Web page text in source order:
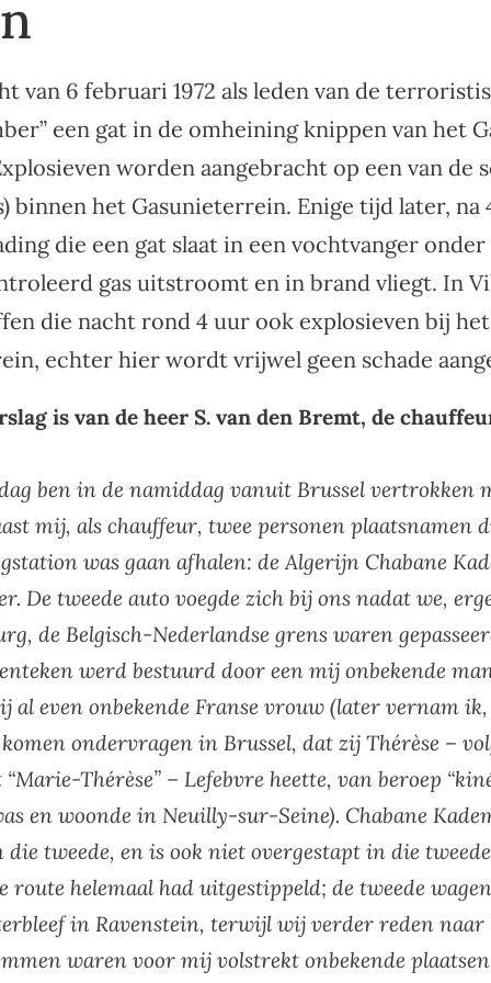
van 6 februari 1972 als leden van de
een gat in de omheining knippen van het
worden aangebracht op een van de
binnen het Gasunieterrein. Enige tijd later, na
die een gat slaat in een vochtvanger
gas uitstroomt en in brand vliegt. In
die nacht rond 4 uur ook explosieven bij
echter hier wordt vrijwel geen schade
is van de heer S. van den Bremt, de
ben in de namiddag vanuit Brussel vertrokken
mij, als chauffeur, twee personen plaatsnamen
was gaan afhalen: de Algerijn Chabane
De tweede auto voegde zich bij ons nadat we,
de Belgisch-Nederlandse grens waren
werd bestuurd door een mij onbekende
al even onbekende Franse vrouw (later vernam ik,
ondervragen in Brussel, dat zij Thérèse –
Thérèse” – Lefebvre heette, van beroep
en woonde in Neuilly-sur-Seine). Chabane
tweede, en is ook niet overgestapt in die
route helemaal had uitgestippeld; de tweede
in Ravenstein, terwijl wij verder reden naar
waren voor mij volstrekt onbekende